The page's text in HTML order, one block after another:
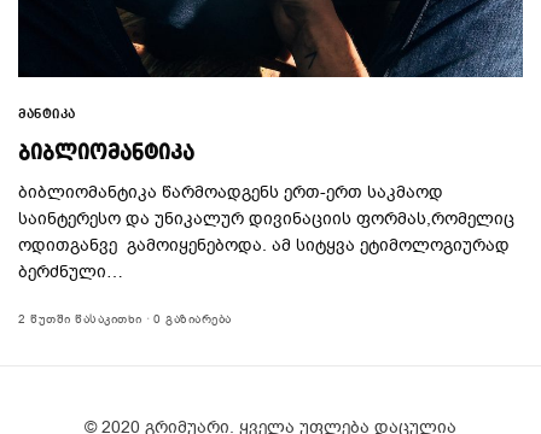
ᲛᲐᲜᲢᲘᲙᲐ
ᲑᲘᲑᲚᲘᲝᲛᲐᲜᲢᲘᲙᲐ
ბიბლიომანტიკა წარმოადგენს ერთ-ერთ საკმაოდ
საინტერესო და უნიკალურ დივინაციის ფორმას,რომელიც
ოდითგანვე გამოიყენებოდა. ამ სიტყვა ეტიმოლოგიურად
ბერძნული…
2 ᲬᲣᲗᲨᲘ ᲬᲐᲡᲐᲙᲘᲗᲮᲘ 0 ᲒᲐᲖᲘᲐᲠᲔᲑᲐ
© 2020 გრიმუარი. ყველა უფლება დაცულია